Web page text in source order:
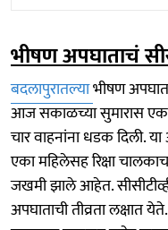
भीषण अपघाताचं
बदलापुरातल्याभीषण
आज सकाळच्या सुमारास
चार वाहनांना धडक दिली.
एका महिलेसह रिक्षा
जखमी झाले आहेत.
अपघाताची तीव्रता